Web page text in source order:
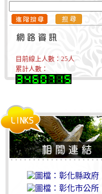
目前線上人數： 25人
累計人數：